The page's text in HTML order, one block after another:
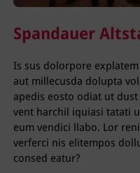
Spandauer
Is sus dolorpore
aut millecusda dolupta
apedis eosto odiat ut
vent harchil iquiasi tatati
eum vendici llabo. Lor
verferci nis elitempos
consed eatur?